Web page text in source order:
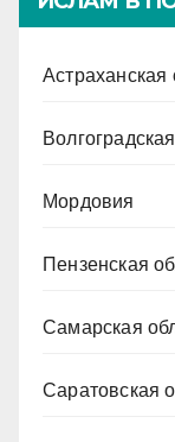
Астраханская
Мордовия
Пензенская
Самарская
Саратовская